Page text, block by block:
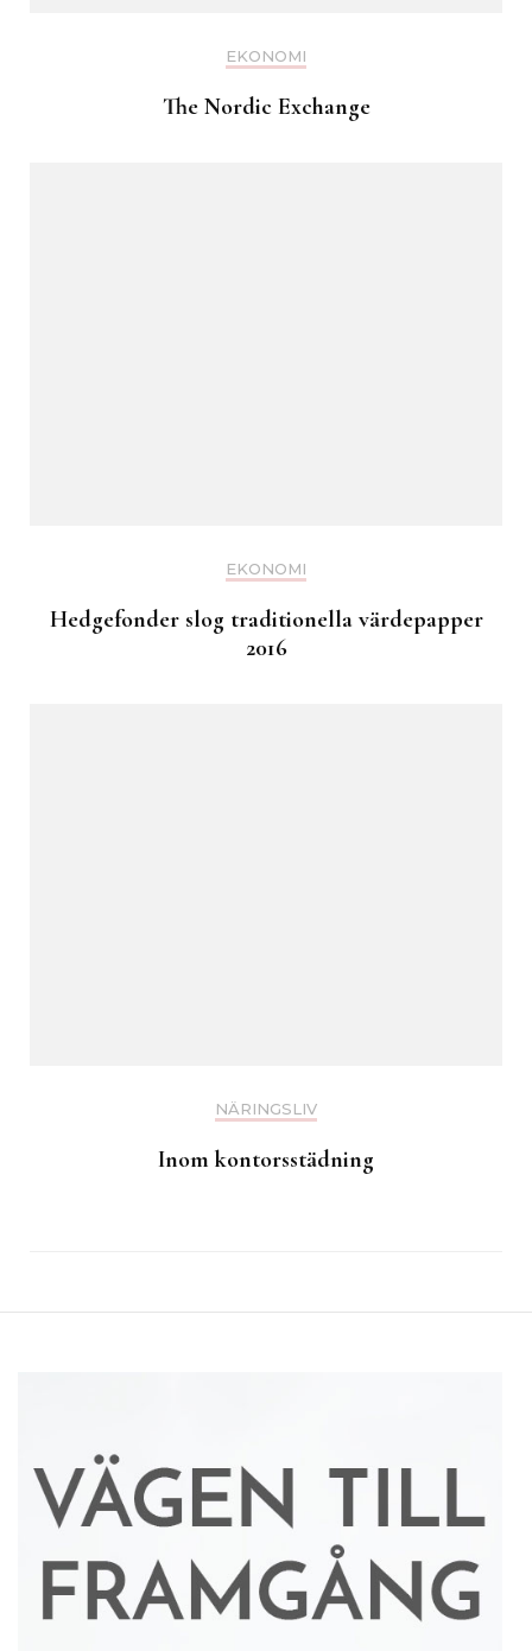
EKONOMI
The Nordic Exchange
EKONOMI
Hedgefonder slog traditionella värdepapper
2016
NÄRINGSLIV
Inom kontorsstädning